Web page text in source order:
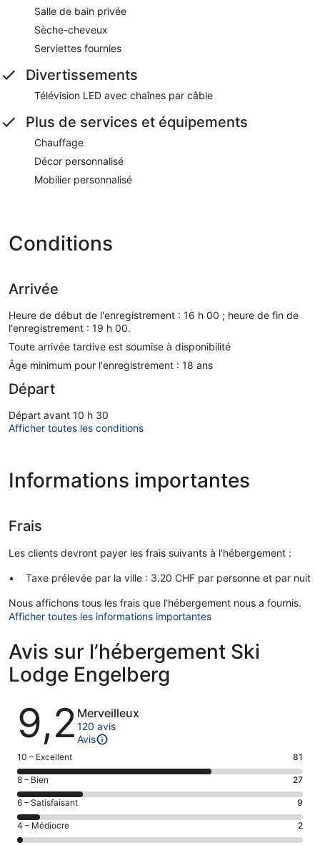
Salle de bain privée
Sèche-cheveux
Serviettes fournies
Divertissements
Télévision LED avec chaînes par câble
Plus de services et équipements
Chauffage
Décor personnalisé
Mobilier personnalisé
Conditions
Arrivée
Heure de début de l'enregistrement : 16 h 00 ; heure de fin de
l'enregistrement : 19 h 00.
Toute arrivée tardive est soumise à disponibilité
Âge minimum pour l'enregistrement : 18 ans
Départ
Départ avant 10 h 30
Afficher toutes les conditions
Informations importantes
Frais
Les clients devront payer les frais suivants à l'hébergement :
Taxe prélevée par la ville : 3.20 CHF par personne et par nuit
Nous affichons tous les frais que l'hébergement nous a fournis.
Afficher toutes les informations importantes
Avis sur l’hébergement Ski
Lodge Engelberg
Avis
9,2 Merveilleux
120 avis
Avis
Note
des
voyageurs
de 10
(Excellent),
d’après 81 avis
10 – Excellent 81
Note
des
voyageurs
de 8
(Bien),
8 – Bien 27
Note
des
voyageurs
6 – Satisfaisant 9
Note
des
4 – Médiocre 2